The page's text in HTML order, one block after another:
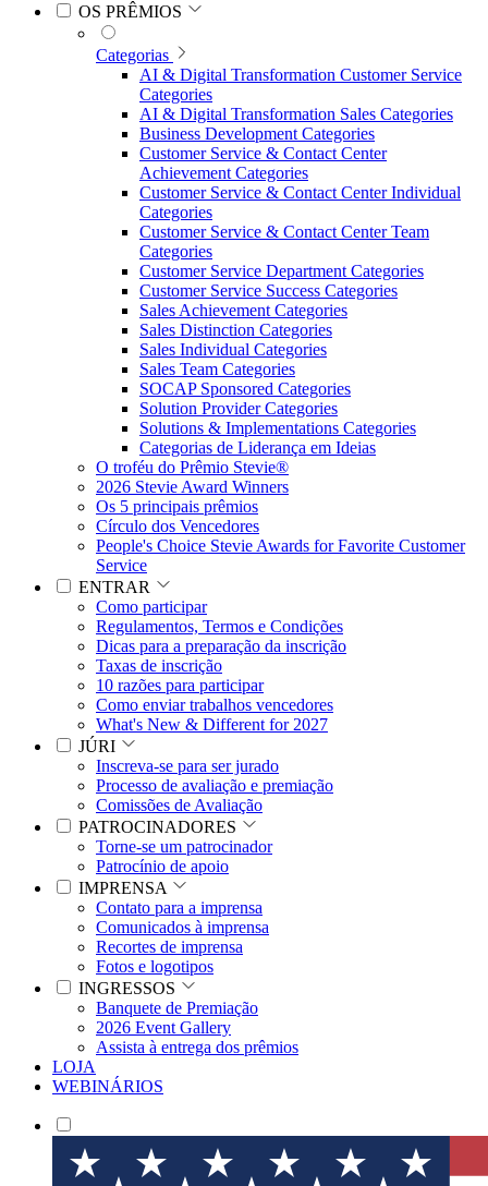
OS PRÊMIOS
Categorias
AI & Digital Transformation Customer Service
Categories
AI & Digital Transformation Sales Categories
Business Development Categories
Customer Service & Contact Center
Achievement Categories
Customer Service & Contact Center Individual
Categories
Customer Service & Contact Center Team
Categories
Customer Service Department Categories
Customer Service Success Categories
Sales Achievement Categories
Sales Distinction Categories
Sales Individual Categories
Sales Team Categories
SOCAP Sponsored Categories
Solution Provider Categories
Solutions & Implementations Categories
Categorias de Liderança em Ideias
O troféu do Prêmio Stevie®
2026 Stevie Award Winners
Os 5 principais prêmios
Círculo dos Vencedores
People's Choice Stevie Awards for Favorite Customer
Service
ENTRAR
Como participar
Regulamentos, Termos e Condições
Dicas para a preparação da inscrição
Taxas de inscrição
10 razões para participar
Como enviar trabalhos vencedores
What's New & Different for 2027
JÚRI
Inscreva-se para ser jurado
Processo de avaliação e premiação
Comissões de Avaliação
PATROCINADORES
Torne-se um patrocinador
Patrocínio de apoio
IMPRENSA
Contato para a imprensa
Comunicados à imprensa
Recortes de imprensa
Fotos e logotipos
INGRESSOS
Banquete de Premiação
2026 Event Gallery
Assista à entrega dos prêmios
LOJA
WEBINÁRIOS